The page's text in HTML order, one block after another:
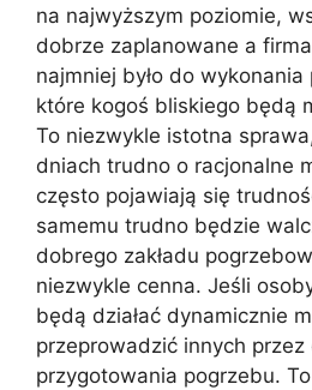
na najwyższym poziomie,
dobrze zaplanowane a
najmniej było do
które kogoś bliskiego będą
To niezwykle istotna
dniach trudno o racjonalne
często pojawiają się
samemu trudno będzie
dobrego zakładu
niezwykle cenna. Jeśli
będą działać dynamicznie
przeprowadzić innych przez
przygotowania pogrzebu.